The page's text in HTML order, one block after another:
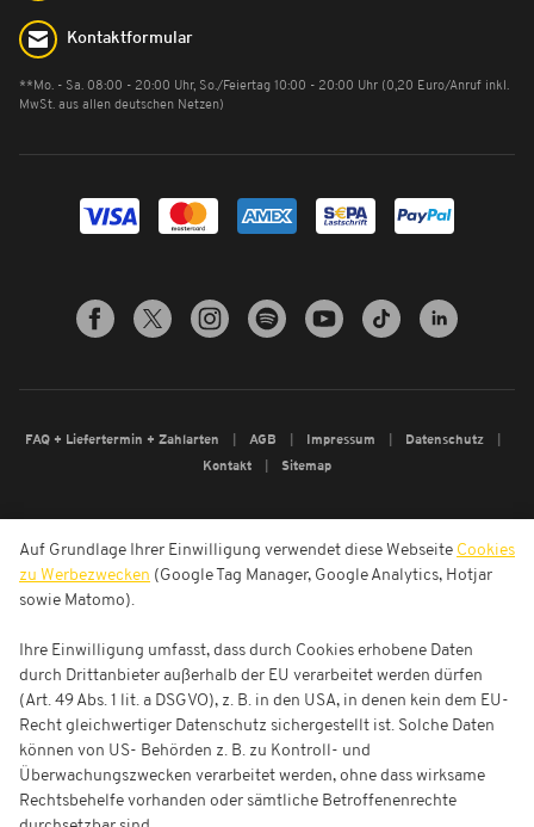
Kontaktformular
**Mo. - Sa. 08:00 - 20:00 Uhr, So./Feiertag 10:00 - 20:00 Uhr (0,20 Euro/Anruf inkl.
MwSt. aus allen deutschen Netzen)
FAQ + Liefertermin + Zahlarten AGB Impressum
Datenschutz
Kontakt
Sitemap
Auf Grundlage Ihrer Einwilligung verwendet diese Webseite Cookies
zu Werbezwecken (Google Tag Manager, Google Analytics, Hotjar
sowie Matomo).
Ihre Einwilligung umfasst, dass durch Cookies erhobene Daten
durch Drittanbieter außerhalb der EU verarbeitet werden dürfen
(Art. 49 Abs. 1 lit. a DSGVO), z. B. in den USA, in denen kein dem EU-
Recht gleichwertiger Datenschutz sichergestellt ist. Solche Daten
können von US- Behörden z. B. zu Kontroll- und
Überwachungszwecken verarbeitet werden, ohne dass wirksame
Rechtsbehelfe vorhanden oder sämtliche Betroffenenrechte